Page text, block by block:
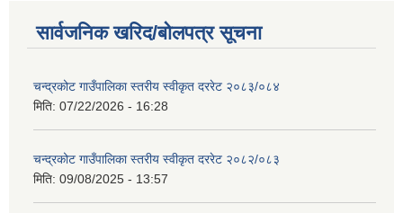
सार्वजनिक खरिद/बोलपत्र सूचना
चन्द्रकोट गाउँपालिका स्तरीय स्वीकृत दररेट २०८३/०८४
मिति: 07/22/2026 - 16:28
चन्द्रकोट गाउँपालिका स्तरीय स्वीकृत दररेट २०८२/०८३
मिति: 09/08/2025 - 13:57